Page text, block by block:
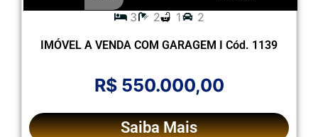
3 2 1 2
IMÓVEL A VENDA COM GARAGEM I Cód. 1139
R$ 550.000,00
Saiba Mais